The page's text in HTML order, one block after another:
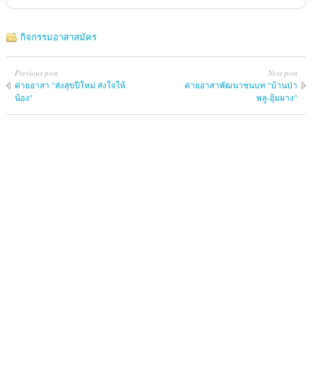
กิจกรรมอาสาสมัคร
Previous post
ค่ายอาสา "ส่งสุข​ปีใหม่​ ส่ง​ใจ​ให้​
น้อง"
Next post
ค่ายอาสาพัฒนา​ชนบท​ "บ้านป่า
พลู-อุ้มผาง"